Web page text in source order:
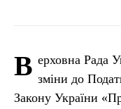
В ерховна Рада
зміни до
Закону України